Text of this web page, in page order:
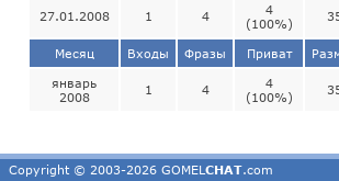
27.01.2008 1 4
4
(100%)
Месяц Входы Фразы Приват
январь
2008
1 4
4
(100%)
Copyright © 2003-2026 GOMEL CHAT.com